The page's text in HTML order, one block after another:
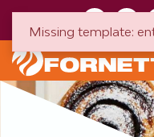
Missing template: